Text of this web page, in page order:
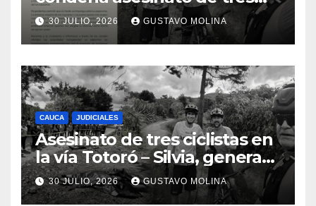
ciudadanos y exige medidas
urgentes al Gobierno
Nacional
30 JULIO, 2026 GUSTAVO MOLINA
CAUCA JUDICIALES
Asesinato de tres ciclistas en
la vía Totoró – Silvia, genera
consternación en el Cauca
30 JULIO, 2026 GUSTAVO MOLINA